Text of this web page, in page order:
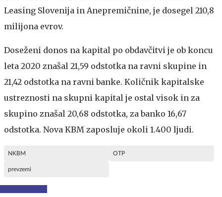
Leasing Slovenija in Anepremičnine, je dosegel 210,8
milijona evrov.
Doseženi donos na kapital po obdavčitvi je ob koncu
leta 2020 znašal 21,59 odstotka na ravni skupine in
21,42 odstotka na ravni banke. Količnik kapitalske
ustreznosti na skupni kapital je ostal visok in za
skupino znašal 20,68 odstotka, za banko 16,67
odstotka. Nova KBM zaposluje okoli 1.400 ljudi.
NKBM OTP
prevzemi